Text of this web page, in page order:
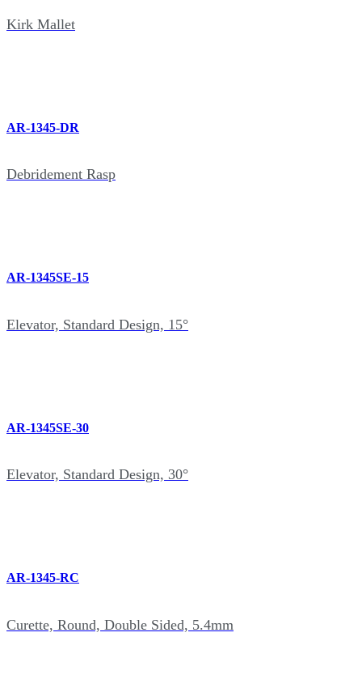
Kirk Mallet
AR-1345-DR
Debridement Rasp
AR-1345SE-15
Elevator, Standard Design, 15°
AR-1345SE-30
Elevator, Standard Design, 30°
AR-1345-RC
Curette, Round, Double Sided, 5.4mm